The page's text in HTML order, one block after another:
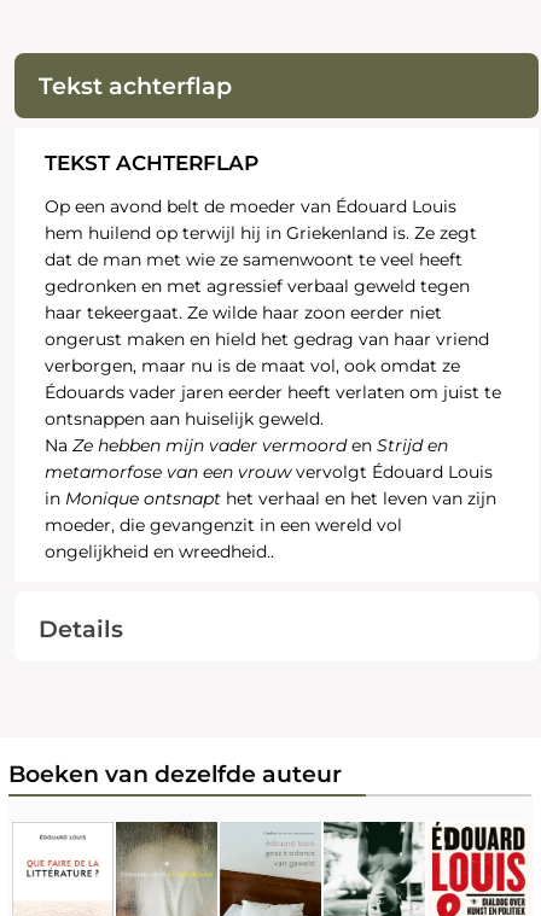
Tekst achterflap
TEKST ACHTERFLAP
Op een avond belt de moeder van Édouard Louis
hem huilend op terwijl hij in Griekenland is. Ze zegt
dat de man met wie ze samenwoont te veel heeft
gedronken en met agressief verbaal geweld tegen
haar tekeergaat. Ze wilde haar zoon eerder niet
ongerust maken en hield het gedrag van haar vriend
verborgen, maar nu is de maat vol, ook omdat ze
Édouards vader jaren eerder heeft verlaten om juist te
ontsnappen aan huiselijk geweld.
Na Ze hebben mijn vader vermoorden Strijd en
metamorfose van een vrouwvervolgt Édouard Louis
in Monique ontsnapthet verhaal en het leven van zijn
moeder, die gevangenzit in een wereld vol
ongelijkheid en wreedheid..
Details
Boeken van dezelfde auteur